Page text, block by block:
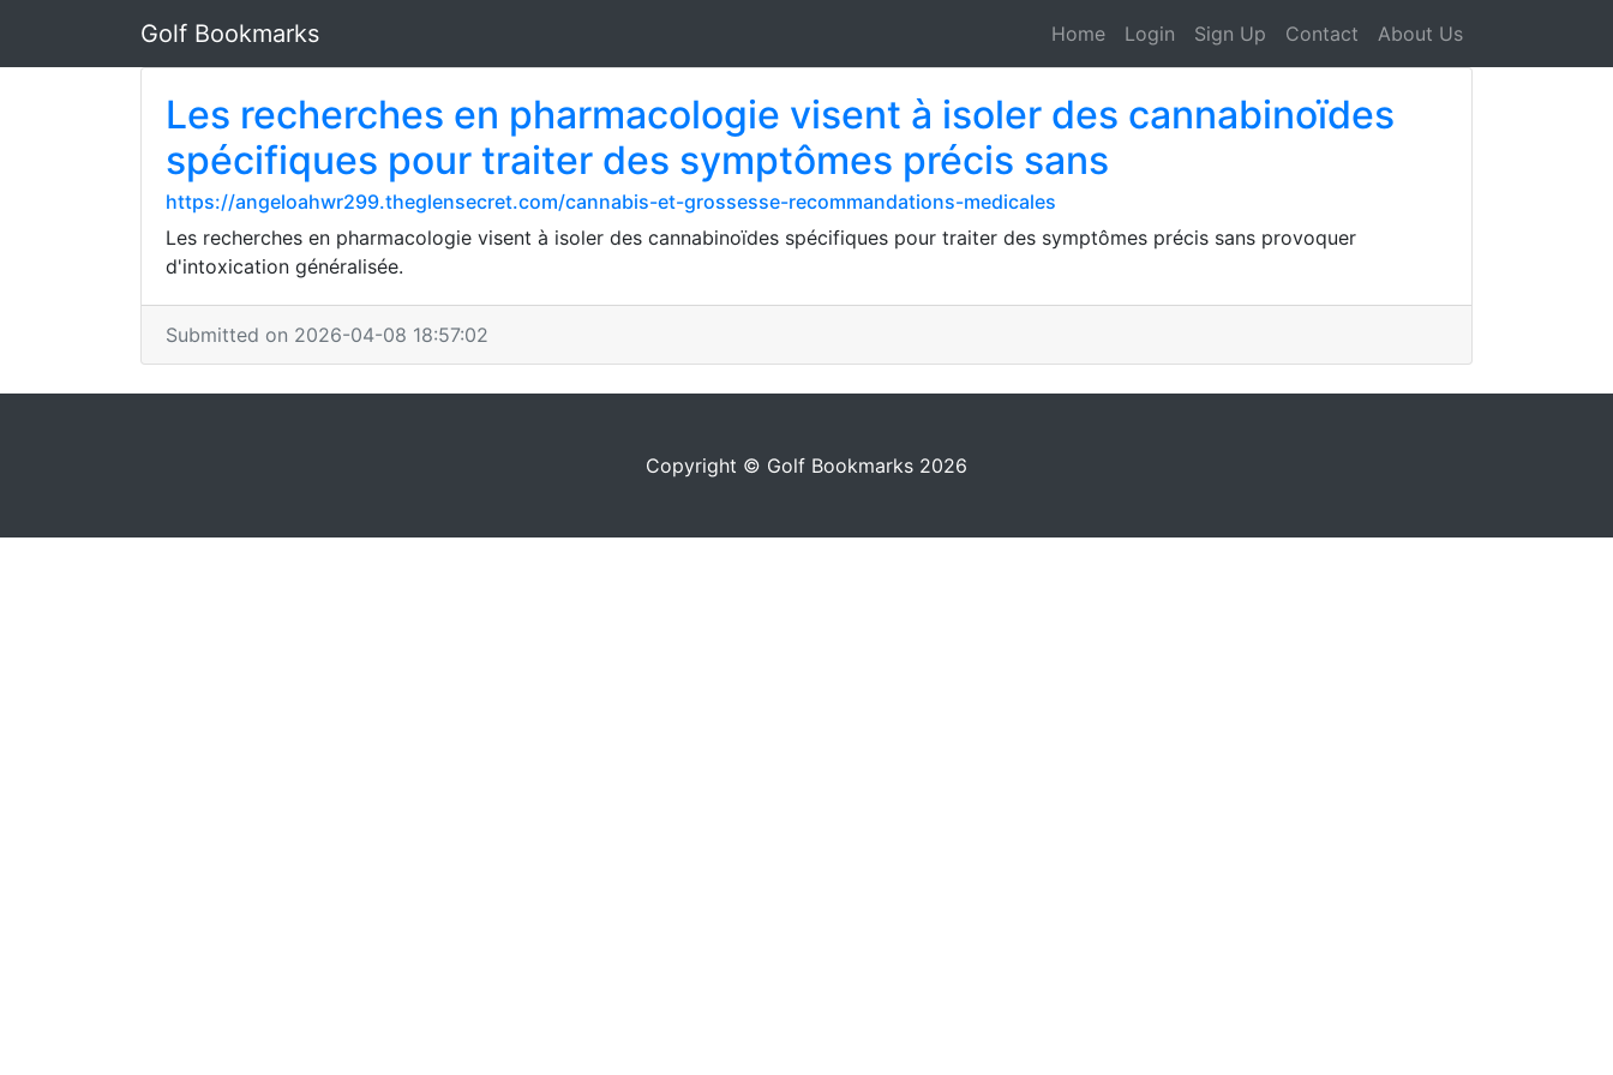
Golf Bookmarks Home Login Sign Up Contact About Us
Les recherches en pharmacologie visent à isoler des cannabinoïdes
spécifiques pour traiter des symptômes précis sans
https://angeloahwr299.theglensecret.com/cannabis-et-grossesse-recommandations-medicales
Les recherches en pharmacologie visent à isoler des cannabinoïdes spécifiques pour traiter des symptômes précis sans provoquer
d'intoxication généralisée.
Submitted on 2026-04-08 18:57:02
Copyright © Golf Bookmarks 2026